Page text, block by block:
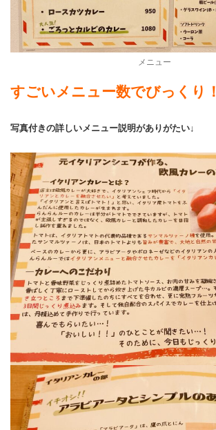
メニュー
すごいメニュー数でびっくり！
写真付きの詳しいメニュー説明がありがたい↓